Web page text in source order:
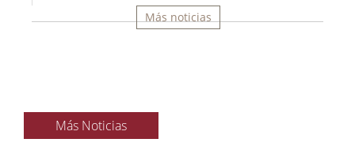
Más noticias
Más Noticias